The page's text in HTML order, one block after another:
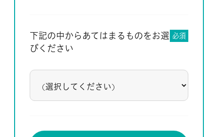
下記の中からあてはまるものをお選
びください
必須